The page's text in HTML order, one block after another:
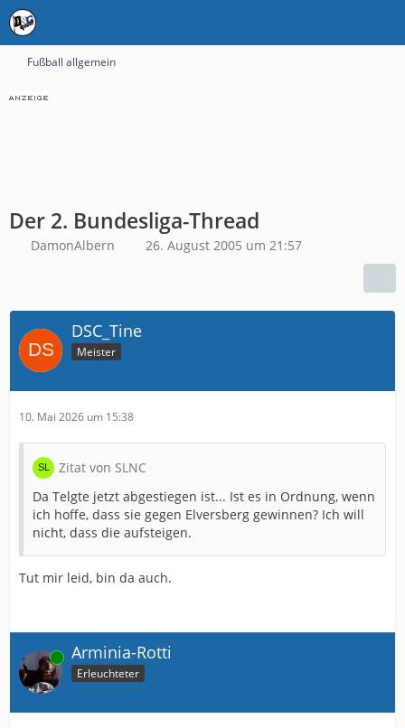
Fußball allgemein
Der 2. Bundesliga-Thread
DamonAlbern 26. August 2005 um 21:57
DSC_Tine
Meister
10. Mai 2026 um 15:38
Zitat von SLNC
Da Telgte jetzt abgestiegen ist... Ist es in Ordnung, wenn
ich hoffe, dass sie gegen Elversberg gewinnen? Ich will
nicht, dass die aufsteigen.
Tut mir leid, bin da auch.
Online Arminia-Rotti
Erleuchteter